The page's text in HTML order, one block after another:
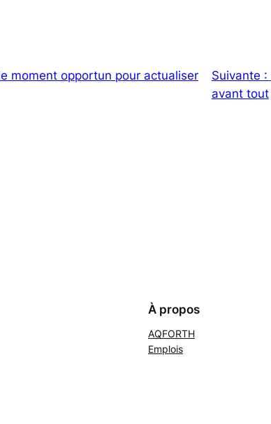
moment opportun pour actualiser
Suivante :
avant tout
À propos
AQFORTH
Emplois